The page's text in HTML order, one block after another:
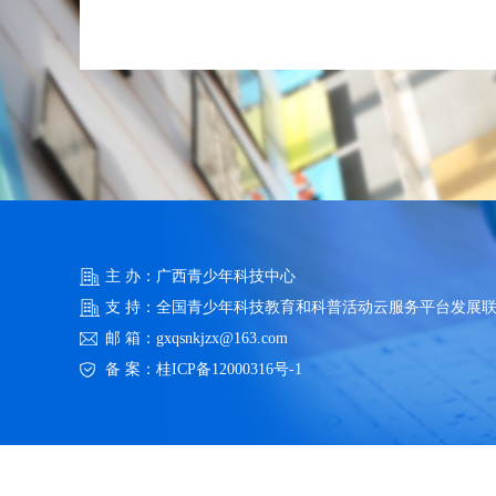
主 办：广西青少年科技中心
支 持：全国青少年科技教育和科普活动云服务平台发展
邮 箱：gxqsnkjzx@163.com
备 案： 桂ICP备12000316号-1